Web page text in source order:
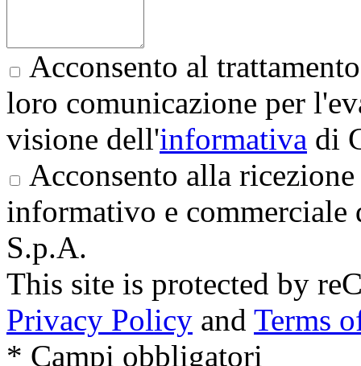
Acconsento al
loro comunicazione per
visione dell'informativa di
Acconsento alla
informativo e
S.p.A.
This site is protected by
Privacy Policy and Terms
* Campi obbligatori